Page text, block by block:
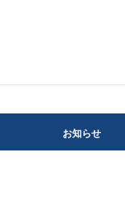
お知らせ